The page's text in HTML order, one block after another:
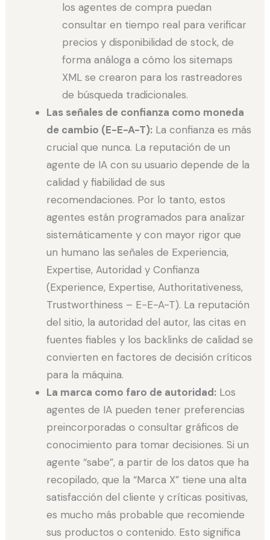
los agentes de compra puedan
consultar en tiempo real para verificar
precios y disponibilidad de stock, de
forma análoga a cómo los sitemaps
XML se crearon para los rastreadores
de búsqueda tradicionales.
Las señales de confianza como moneda
de cambio (E-E-A-T): La confianza es más
crucial que nunca. La reputación de un
agente de IA con su usuario depende de la
calidad y fiabilidad de sus
recomendaciones. Por lo tanto, estos
agentes están programados para analizar
sistemáticamente y con mayor rigor que
un humano las señales de Experiencia,
Expertise, Autoridad y Confianza
(Experience, Expertise, Authoritativeness,
Trustworthiness – E-E-A-T). La reputación
del sitio, la autoridad del autor, las citas en
fuentes fiables y los backlinks de calidad se
convierten en factores de decisión críticos
para la máquina.
La marca como faro de autoridad: Los
agentes de IA pueden tener preferencias
preincorporadas o consultar gráficos de
conocimiento para tomar decisiones. Si un
agente “sabe”, a partir de los datos que ha
recopilado, que la “Marca X” tiene una alta
satisfacción del cliente y críticas positivas,
es mucho más probable que recomiende
sus productos o contenido. Esto significa